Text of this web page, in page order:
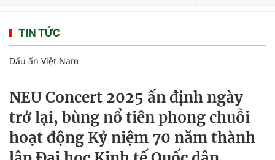
TIN TỨC
Dấu ấn Việt Nam
NEU Concert 2025 ấn định ngày
trở lại, bùng nổ tiên phong chuỗi
hoạt động Kỷ niệm 70 năm thành